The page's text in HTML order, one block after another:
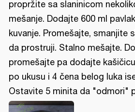
propržite sa slaninicom
mešanje. Dodajte 600 ml
kuvanje. Promešajte, smanjite
da prostruji. Stalno mešajte.
promešajte pa dodajte
po ukusu i 4 čena belog luka
Ostavite 5 minita da "odmori"